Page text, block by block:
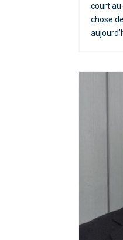
court
chose